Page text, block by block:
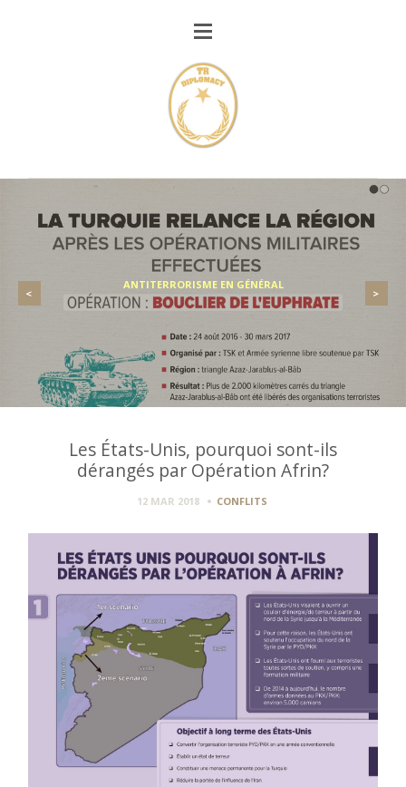
ANTITERRORISME EN GÉNÉRAL
< >
Les États-Unis, pourquoi sont-ils
dérangés par Opération Afrin?
12 MAR 2018 CONFLITS